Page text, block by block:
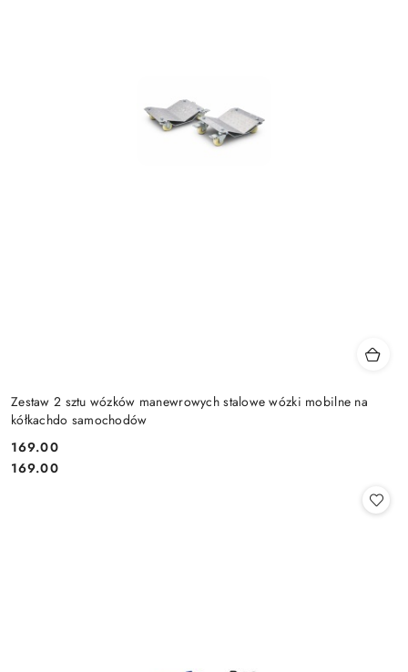
Zestaw 2 sztu wózków manewrowych stalowe wózki mobilne na
kółkachdo samochodów
Cena:
169.00
Cena:
169.00